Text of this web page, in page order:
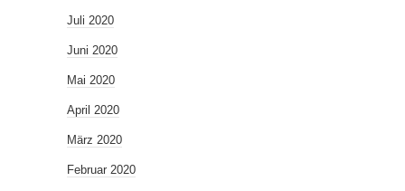
Juli 2020
Juni 2020
Mai 2020
April 2020
März 2020
Februar 2020